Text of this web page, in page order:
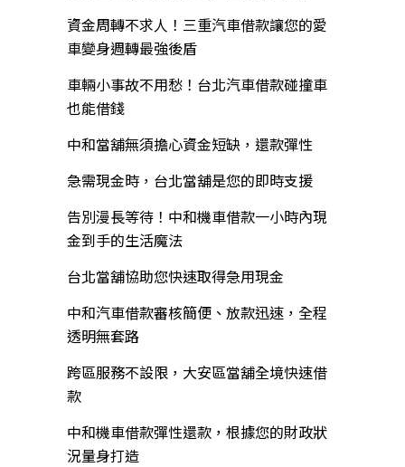
資金周轉不求人！三重汽車借款讓您的愛
車變身週轉最強後盾
車輛小事故不用愁！台北汽車借款碰撞車
也能借錢
中和當舖無須擔心資金短缺，還款彈性
急需現金時，台北當舖是您的即時支援
告別漫長等待！中和機車借款一小時內現
金到手的生活魔法
台北當舖協助您快速取得急用現金
中和汽車借款審核簡便、放款迅速，全程
透明無套路
跨區服務不設限，大安區當舖全境快速借
款
中和機車借款彈性還款，根據您的財政狀
況量身打造